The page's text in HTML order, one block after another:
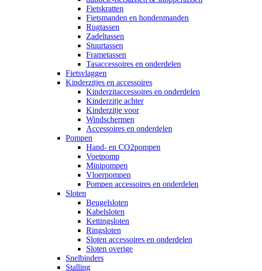
Fietskratten
Fietsmanden en hondenmanden
Rugtassen
Zadeltassen
Stuurtassen
Frametassen
Tasaccessoires en onderdelen
Fietsvlaggen
Kinderzitjes en accessoires
Kinderzitaccessoires en onderdelen
Kinderzitje achter
Kinderzitje voor
Windschermen
Accessoires en onderdelen
Pompen
Hand- en CO2pompen
Voetpomp
Minipompen
Vloerpompen
Pompen accessoires en onderdelen
Sloten
Beugelsloten
Kabelsloten
Kettingsloten
Ringsloten
Sloten accessoires en onderdelen
Sloten overige
Snelbinders
Stalling